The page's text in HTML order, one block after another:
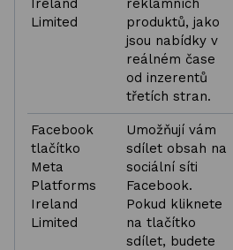
Ireland
Limited
reklamních
produktů, jako
jsou nabídky v
reálném čase
od inzerentů
třetích stran.
Facebook
tlačítko
Meta
Platforms
Ireland
Limited
Umožňují vám
sdílet obsah na
sociální síti
Facebook.
Pokud kliknete
na tlačítko
sdílet, budete